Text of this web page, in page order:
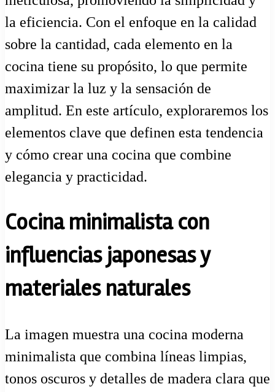
la eficiencia. Con el enfoque en la calidad
sobre la cantidad, cada elemento en la
cocina tiene su propósito, lo que permite
maximizar la luz y la sensación de
amplitud. En este artículo, exploraremos los
elementos clave que definen esta tendencia
y cómo crear una cocina que combine
elegancia y practicidad.
Cocina minimalista con
influencias japonesas y
materiales naturales
La imagen muestra una cocina moderna
minimalista que combina líneas limpias,
tonos oscuros y detalles de madera clara que